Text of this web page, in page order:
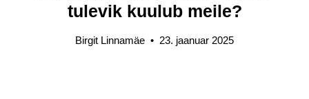
tulevik kuulub meile?
Birgit Linnamäe • 23. jaanuar 2025